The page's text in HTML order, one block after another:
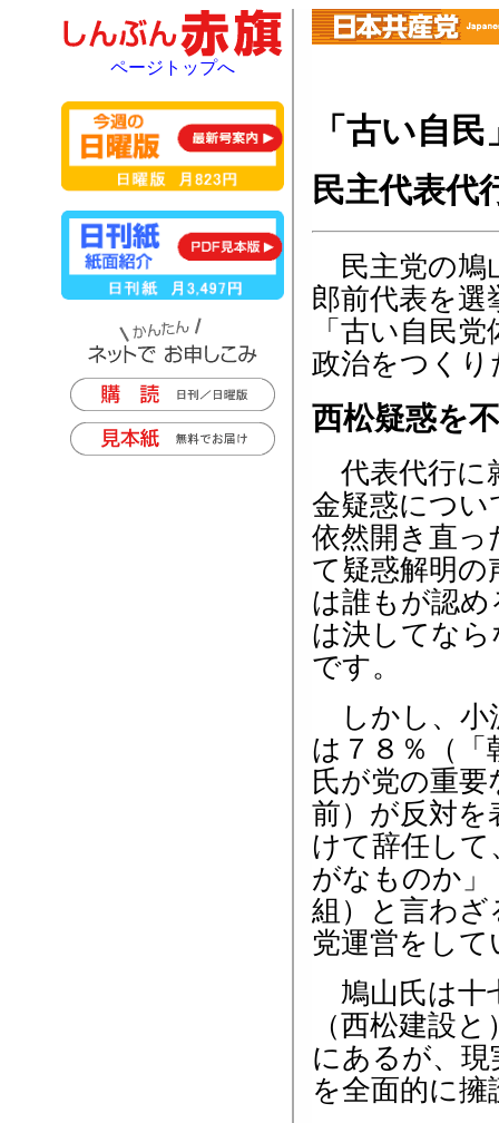
「古い自
民主代表代
民主党の鳩
郎前代表を
「古い自民
政治をつく
西松疑惑を
代表代行に
金疑惑につ
依然開き直っ
て疑惑解明の
は誰もが認
は決してな
です。
しかし、小
は７８％（「
氏が党の重
前）が反対を
けて辞任し
がなものか」
組）と言わ
党運営をし
鳩山氏は十
（西松建設
にあるが、
を全面的に
ページトップへ